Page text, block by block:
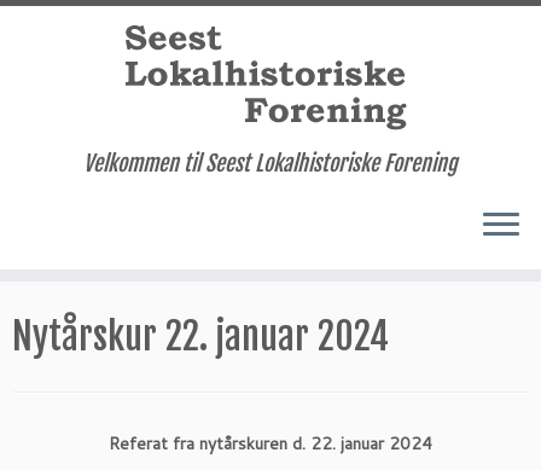
indhold
Velkommen til Seest Lokalhistoriske Forening
Nytårskur 22. januar 2024
Referat fra nytårskuren d. 22. januar 2024